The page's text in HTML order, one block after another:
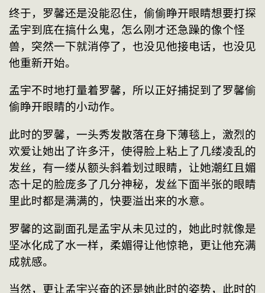
终于，罗馨还是没能忍住，偷偷睁开眼睛想要打探
孟宇到底在搞什么鬼，怎么刚才还急躁的像个怪
兽，突然一下就消停了，也没见他接电话，也没见
他重新开始。
孟宇不时地打量着罗馨，所以正好捕捉到了罗馨偷
偷睁开眼睛的小动作。
此时的罗馨，一头秀发散落在身下薄毯上，激烈的
欢爱让她出了许多汗，使得脸上粘上了几缕凌乱的
发丝，有一缕从额头斜着划过眼睛，让她潮红且媚
态十足的脸庞多了几分神秘，发丝下面半张的眼睛
里此时都是满满的，快要溢出来的水意。
罗馨的这副面孔是孟宇从未见过的，她此时就像是
坚冰化成了水一样，柔媚得让他惊艳，更让他充满
成就感。
当然，更让孟宇兴奋的还是她此时的姿势，此时的